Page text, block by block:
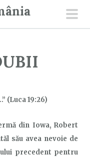
(Luca 19:26)
din Iowa, Robert
său avea nevoie de
precedent pentru